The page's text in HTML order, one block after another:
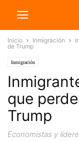
Inicio Inmigración
de Trump
Inmigración
que
Trump
Economistas y